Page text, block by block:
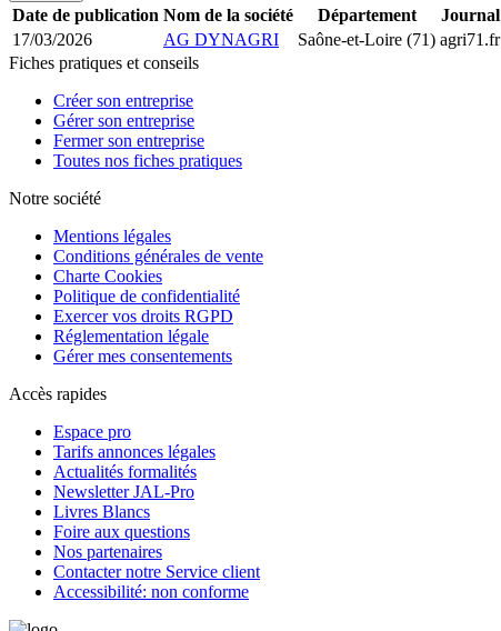
Date de publication Nom de la société Département Journal
17/03/2026
AG DYNAGRI Saône-et-Loire (71) agri71.fr
Fiches pratiques et conseils
Créer son entreprise
Gérer son entreprise
Fermer son entreprise
Toutes nos fiches pratiques
Notre société
Mentions légales
Conditions générales de vente
Charte Cookies
Politique de confidentialité
Exercer vos droits RGPD
Réglementation légale
Gérer mes consentements
Accès rapides
Espace pro
Tarifs annonces légales
Actualités formalités
Newsletter JAL-Pro
Livres Blancs
Foire aux questions
Nos partenaires
Contacter notre Service client
Accessibilité: non conforme